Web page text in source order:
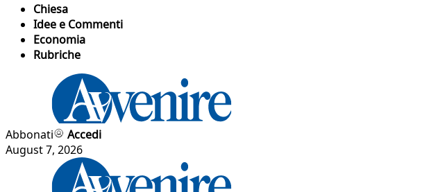
Chiesa
Idee e Commenti
Economia
Rubriche
Abbonati
Accedi
August 7, 2026